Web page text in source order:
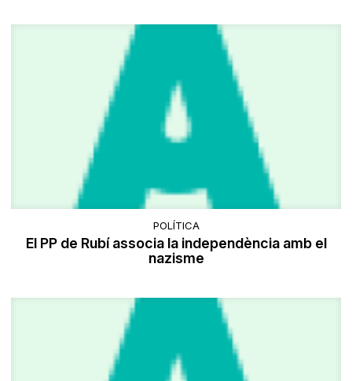
POLÍTICA
El PP de Rubí associa la independència amb el
nazisme